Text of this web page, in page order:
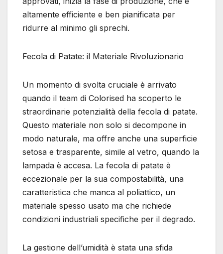
altamente efficiente e ben pianificata per
ridurre al minimo gli sprechi.
Fecola di Patate: il Materiale Rivoluzionario
Un momento di svolta cruciale è arrivato
quando il team di Colorised ha scoperto le
straordinarie potenzialità della fecola di patate.
Questo materiale non solo si decompone in
modo naturale, ma offre anche una superficie
setosa e trasparente, simile al vetro, quando la
lampada è accesa. La fecola di patate è
eccezionale per la sua compostabilità, una
caratteristica che manca al poliattico, un
materiale spesso usato ma che richiede
condizioni industriali specifiche per il degrado.
La gestione dell’umidità è stata una sfida